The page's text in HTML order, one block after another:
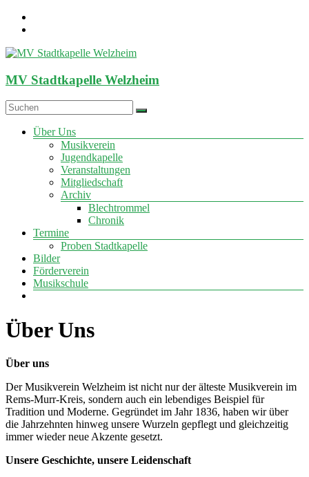
Zum
Inhalt
MV Stadtkapelle Welzheim
Menü
Über Uns
Musikverein
Jugendkapelle
Veranstaltungen
Mitgliedschaft
Archiv
Blechtrommel
Chronik
Termine
Proben Stadtkapelle
Bilder
Förderverein
Musikschule
Über Uns
Über uns
Der Musikverein Welzheim ist nicht nur der älteste Musikverein im
Rems-Murr-Kreis, sondern auch ein lebendiges Beispiel für
Tradition und Moderne. Gegründet im Jahr 1836, haben wir über
die Jahrzehnten hinweg unsere Wurzeln gepflegt und gleichzeitig
immer wieder neue Akzente gesetzt.
Unsere Geschichte, unsere Leidenschaft